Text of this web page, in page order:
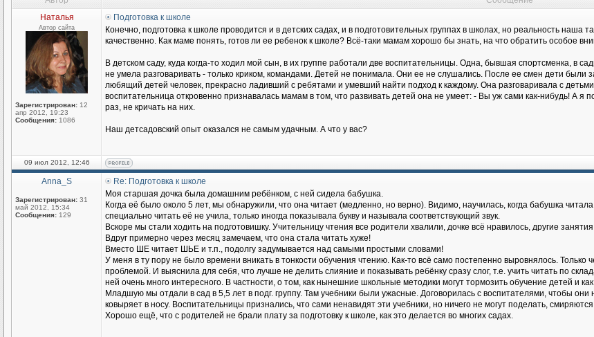
Наталья
Автор сайта
Зарегистрирован: 12
апр 2012, 19:23
Сообщения: 1086
Подготовка к школе
Конечно, подготовка к школе проводится и в детских садах, и в подготовительных группах в школах, но реальность
качественно. Как маме понять, готов ли ее ребенок к школе? Всё-таки мамам хорошо бы знать, на что обратить особое
В детском саду, куда когда-то ходил мой сын, в их группе работали две воспитательницы. Одна, бывшая спортсменка, в
не умела разговаривать - только криком, командами. Детей не понимала. Они ее не слушались. После ее смен дети
любящий детей человек, прекрасно ладивший с ребятами и умевший найти подход к каждому. Она разговаривала с
воспитательница откровенно признавалась мамам в том, что развивать детей она не умеет: - Вы уж сами как-нибудь! А
раз, не кричать на них.
Наш детсадовский опыт оказался не самым удачным. А что у вас?
09 июл 2012, 12:46
Anna_S
Зарегистрирован: 31
май 2012, 15:34
Сообщения: 129
Re: Подготовка к школе
Моя старшая дочка была домашним ребёнком, с ней сидела бабушка.
Когда её было около 5 лет, мы обнаружили, что она читает (медленно, но верно). Видимо, научилась, когда бабушка
специально читать её не учила, только иногда показывала букву и называла соответствующий звук.
Вскоре мы стали ходить на подготовишку. Учительницу чтения все родители хвалили, дочке всё нравилось, другие
Вдруг примерно через месяц замечаем, что она стала читать хуже!
Вместо ШЕ читает ШЬЕ и т.п., подолгу задумывается над самыми простыми словами!
У меня в ту пору не было времени вникать в тонкости обучения чтению. Как-то всё само постепенно выровнялось. Только
проблемой. И выяснила для себя, что лучше не делить слияние и показывать ребёнку сразу слог, т.е. учить читать по
ней очень много интересного. В частности, о том, как нынешние школьные методики могут тормозить обучение детей и
Младшую мы отдали в сад в 5,5 лет в подг. группу. Там учебники были ужасные. Договорилась с воспитателями, чтобы
ковыряет в носу. Воспитательницы признались, что сами ненавидят эти учебники, но ничего не могут поделать,
Хорошо ещё, что с родителей не брали плату за подготовку к школе, как это делается во многих садах.